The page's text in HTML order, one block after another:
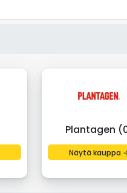
Plantagen
Näytä kauppa